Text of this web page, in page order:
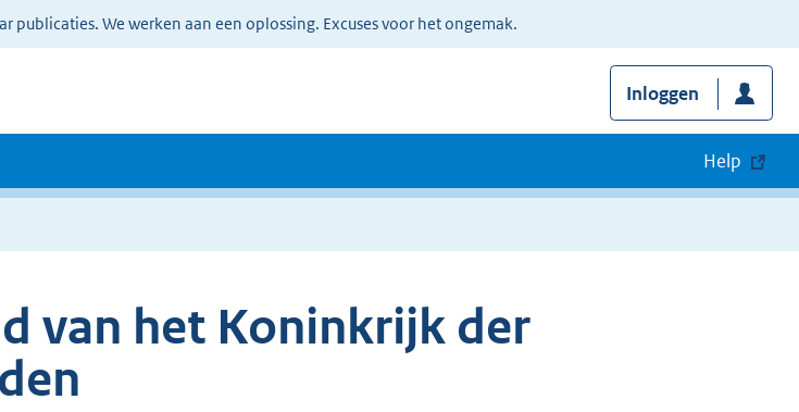
publicaties. We werken aan een oplossing. Excuses voor het ongemak.
Inloggen
Help
van het Koninkrijk der